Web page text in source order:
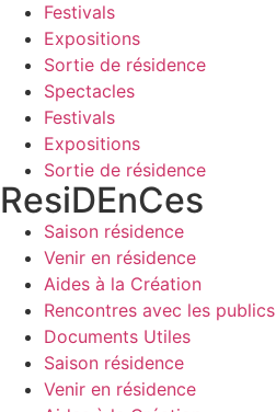
Festivals
Expositions
Sortie de résidence
Spectacles
Festivals
Expositions
Sortie de résidence
ResiDEnCes
Saison résidence
Venir en résidence
Aides à la Création
Rencontres avec les publics
Documents Utiles
Saison résidence
Venir en résidence